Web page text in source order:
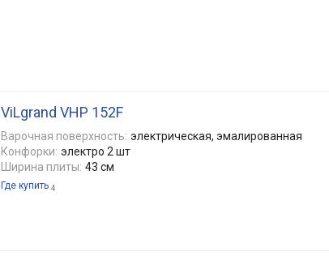
ViLgrand VHP 152F
Варочная поверхность: электрическая, эмалированная
Конфорки: электро 2 шт
Ширина плиты: 43 см
Где купить 4